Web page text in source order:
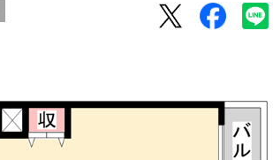
ル物件